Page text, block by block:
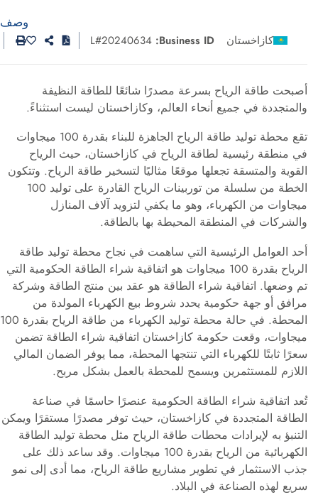
وصف
كازاخستان Business ID:
أصبحت طاقة الرياح بسرعة مصدرًا شائعًا للطاقة النظيفة
والمتجددة في جميع أنحاء العالم، وكازاخستان ليست استثناءً.
تقع محطة توليد طاقة الرياح الجاهزة للبناء بقدرة 100 ميجاوات
في منطقة رئيسية لطاقة الرياح في كازاخستان، حيث الرياح
القوية والمتسقة تجعلها موقعًا مثاليًا لتسخير طاقة الرياح. وتتكون
الخطة من سلسلة من توربينات الرياح القادرة على توليد 100
ميجاوات من الكهرباء، وهو ما يكفي لتزويد آلاف المنازل
والشركات في المنطقة المحيطة بها بالطاقة.
أحد العوامل الرئيسية التي ساهمت في نجاح محطة توليد طاقة
الرياح بقدرة 100 ميجاوات هو اتفاقية شراء الطاقة الحكومية التي
تم وضعها. اتفاقية شراء الطاقة هو عقد بين منتج الطاقة وشركة
مرافق أو جهة حكومية يحدد شروط بيع الكهرباء المولدة من
المحطة. في حالة محطة توليد الكهرباء من طاقة الرياح بقدرة 100
ميجاوات، وقعت حكومة كازاخستان اتفاقية شراء الطاقة تضمن
سعرًا ثابتًا للكهرباء التي تنتجها المحطة، مما يوفر الضمان المالي
اللازم للمستثمرين ويسمح للمحطة بالعمل بشكل مربح.
تُعد اتفاقية شراء الطاقة الحكومية عنصرًا حاسمًا في صناعة
الطاقة المتجددة في كازاخستان، حيث توفر مصدرًا مستقرًا ويمكن
التنبؤ به لإيرادات محطات طاقة الرياح مثل محطة توليد الطاقة
الكهربائية من الرياح بقدرة 100 ميجاوات. وقد ساعد ذلك على
جذب الاستثمار في تطوير مشاريع طاقة الرياح، مما أدى إلى نمو
سريع لهذه الصناعة في البلاد.